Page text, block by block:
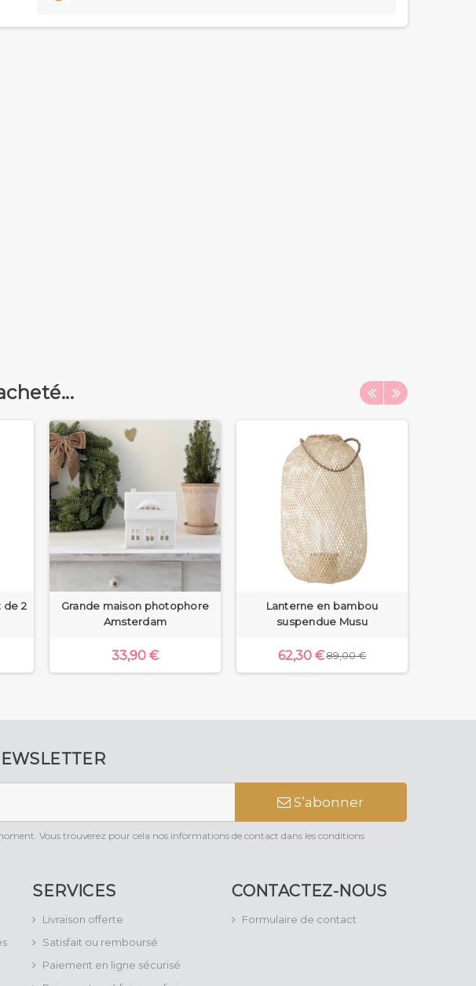
de 2
Grande maison photophore
Amsterdam
33,90 €
Lanterne en bambou
suspendue Musu
62,30 €89,00 €
S’abonner
Vous trouverez pour cela nos informations de contact dans les conditions
SERVICES
Livraison offerte
Satisfait ou remboursé
Paiement en ligne sécurisé
CONTACTEZ-NOUS
Formulaire de contact